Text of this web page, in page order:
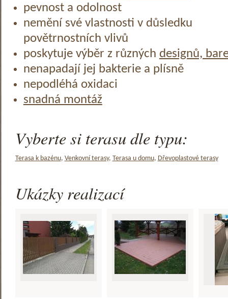
pevnost a odolnost
nemění své vlastnosti v důsledku
povětrnostních vlivů
poskytuje výběr z různých designů,
nenapadají jej bakterie a plísně
nepodléhá oxidaci
snadná montáž
Vyberte si terasu dle typu:
Terasa k bazénu, Venkovní terasy, Terasa u domu, Dřevoplastové terasy
Ukázky realizací